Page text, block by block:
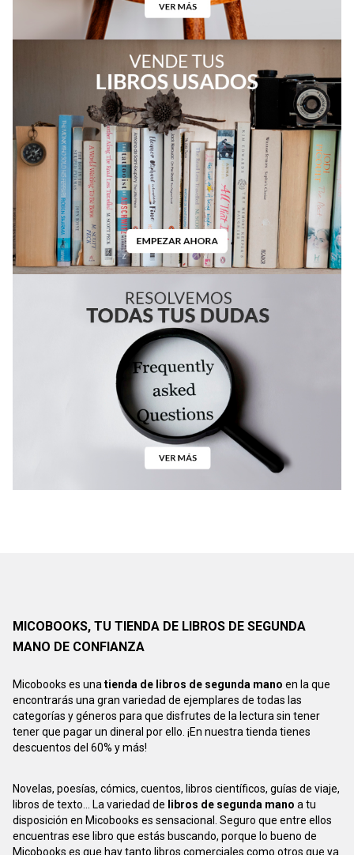
MICOBOOKS, TU TIENDA DE LIBROS DE SEGUNDA
MANO DE CONFIANZA
Micobooks es unatienda de libros de segunda mano en la que
encontrarás una gran variedad de ejemplares de todas las
categorías y géneros para que disfrutes de la lectura sin tener
tener que pagar un dineral por ello. ¡En nuestra tienda tienes
descuentos del 60% y más!
Novelas, poesías, cómics, cuentos, libros científicos, guías de viaje,
libros de texto... La variedad de libros de segunda mano a tu
disposición en Micobooks es sensacional. Seguro que entre ellos
encuentras ese libro que estás buscando, porque lo bueno de
Micobooks es que hay tanto libros comerciales como otros que ya